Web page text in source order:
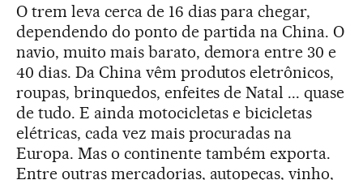
O trem leva cerca de 16 dias para chegar,
dependendo do ponto de partida na China. O
navio, muito mais barato, demora entre 30 e
40 dias. Da China vêm produtos eletrônicos,
roupas, brinquedos, enfeites de Natal ... quase
de tudo. E ainda motocicletas e bicicletas
elétricas, cada vez mais procuradas na
Europa. Mas o continente também exporta.
Entre outras mercadorias, autopeças, vinho,